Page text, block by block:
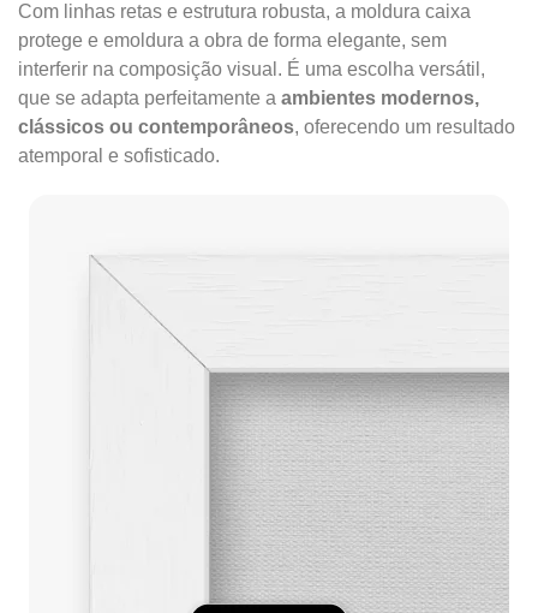
Com linhas retas e estrutura robusta, a moldura caixa
protege e emoldura a obra de forma elegante, sem
interferir na composição visual. É uma escolha versátil,
que se adapta perfeitamente a ambientes modernos,
clássicos ou contemporâneos, oferecendo um resultado
atemporal e sofisticado.